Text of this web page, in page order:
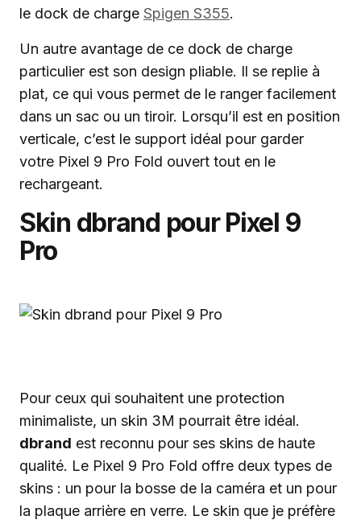
le dock de charge Spigen S355.
Un autre avantage de ce dock de charge
particulier est son design pliable. Il se replie à
plat, ce qui vous permet de le ranger facilement
dans un sac ou un tiroir. Lorsqu’il est en position
verticale, c’est le support idéal pour garder
votre Pixel 9 Pro Fold ouvert tout en le
rechargeant.
Skin dbrand pour Pixel 9
Pro
Pour ceux qui souhaitent une protection
minimaliste, un skin 3M pourrait être idéal.
dbrand est reconnu pour ses skins de haute
qualité. Le Pixel 9 Pro Fold offre deux types de
skins : un pour la bosse de la caméra et un pour
la plaque arrière en verre. Le skin que je préfère